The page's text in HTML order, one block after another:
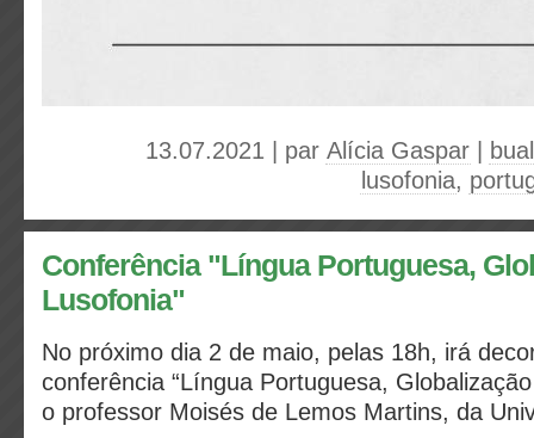
13.07.2021 | par Alícia Gaspar
lusofonia,
Conferência "Língua Portuguesa,
Lusofonia"
No próximo dia 2 de maio, pelas 18h, irá
conferência “Língua Portuguesa,
o professor Moisés de Lemos Martins, da